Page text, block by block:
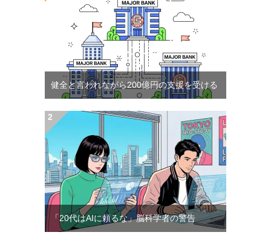
健全と言われながら200億円の支援を受ける
「20代はAIに頼るな」脳科学者の警告